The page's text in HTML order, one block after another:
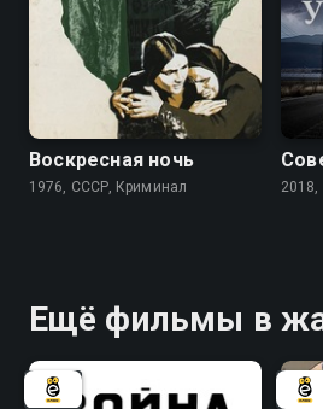
Воскресная ночь
1976, СССР, Криминал
Ещё фильмы в